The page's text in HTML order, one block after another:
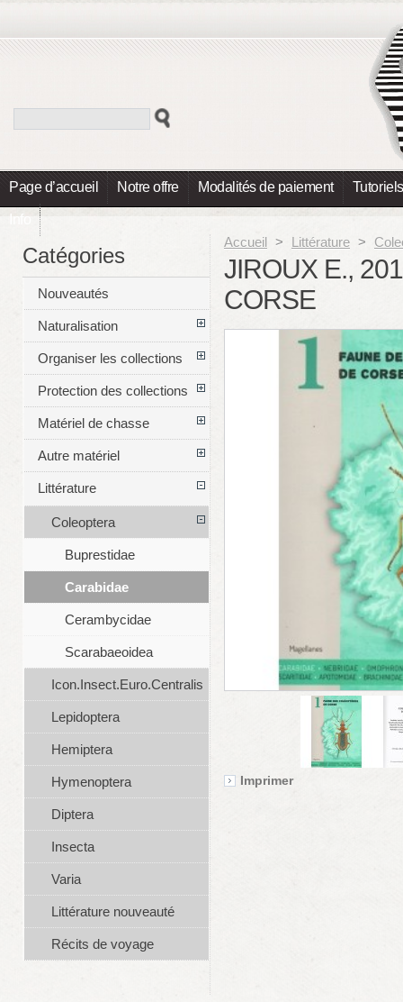
Page d’accueil Notre offre Modalités de paiement Tutoriels
Info
Accueil > Littérature >
JIROUX E.,
CORSE
Imprimer
Catégories
Nouveautés
Naturalisation
Organiser les collections
Protection des collections
Matériel de chasse
Autre matériel
Littérature
Coleoptera
Buprestidae
Carabidae
Cerambycidae
Scarabaeoidea
Icon.Insect.Euro.Centralis
Lepidoptera
Hemiptera
Hymenoptera
Diptera
Insecta
Varia
Littérature nouveauté
Récits de voyage